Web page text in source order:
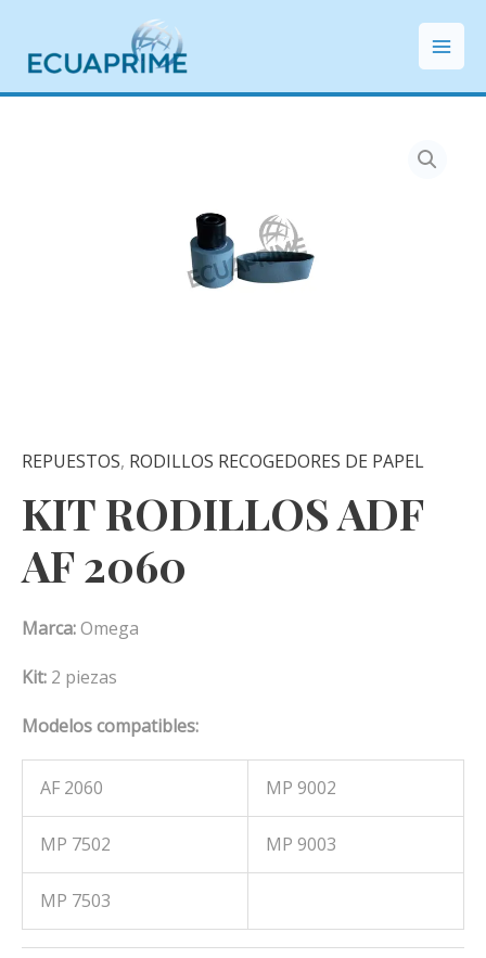
contenido
REPUESTOS, RODILLOS RECOGEDORES DE PAPEL
KIT RODILLOS ADF
AF 2060
Marca:Omega
Kit: 2 piezas
Modelos compatibles:
AF 2060 MP 9002
MP 7502 MP 9003
MP 7503